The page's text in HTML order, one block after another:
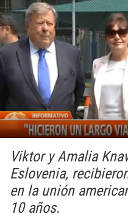
Viktor y Amalia
Eslovenia,
en la unión
10 años.